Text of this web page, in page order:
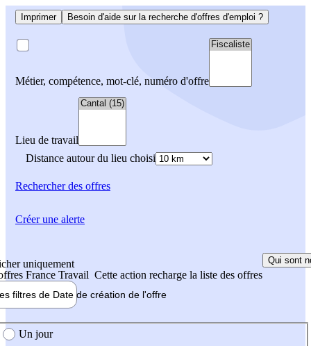
Imprimer Besoin d'aide sur la recherche d'offres d'emploi ?
Métier, compétence, mot-clé, numéro d'offre
Lieu de travail
Distance autour du lieu choisi
Rechercherdes offres
uniquement
France Travail Cette action recharge la liste des offres
Qui sont
filtres de Date de création de l'offre
création de l'offre
Un jour
Créer une alerte